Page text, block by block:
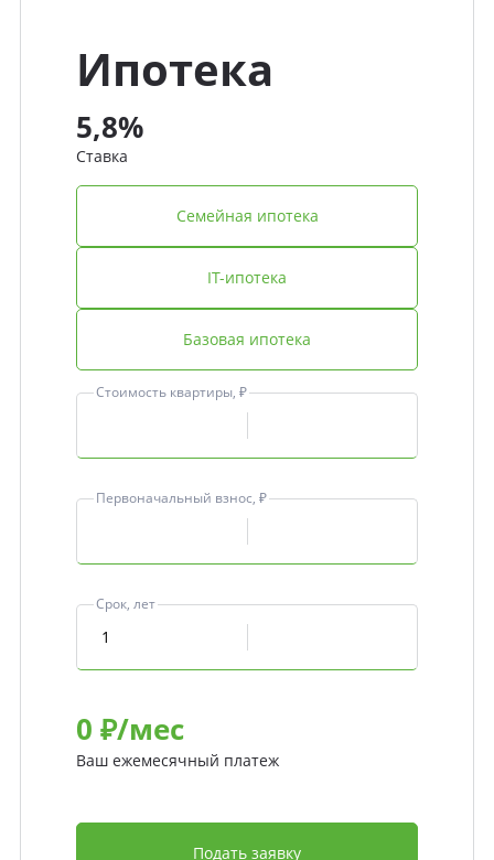
Ипотека
5,8%
Ставка
Семейная ипотека
IT-ипотека
Базовая ипотека
Стоимость квартиры, ₽
Первоначальный взнос, ₽
Срок, лет
0 ₽/мес
Ваш ежемесячный платеж
Подать заявку